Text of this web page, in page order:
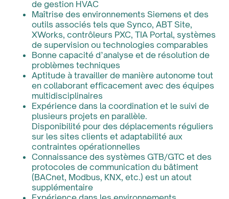
de gestion HVAC
Maîtrise des environnements Siemens et des
outils associés tels que Synco, ABT Site,
XWorks, contrôleurs PXC, TIA Portal, systèmes
de supervision ou technologies comparables
Bonne capacité d’analyse et de résolution de
problèmes techniques
Aptitude à travailler de manière autonome tout
en collaborant efficacement avec des équipes
multidisciplinaires
Expérience dans la coordination et le suivi de
plusieurs projets en parallèle.
Disponibilité pour des déplacements réguliers
sur les sites clients et adaptabilité aux
contraintes opérationnelles
Connaissance des systèmes GTB/GTC et des
protocoles de communication du bâtiment
(BACnet, Modbus, KNX, etc.) est un atout
supplémentaire